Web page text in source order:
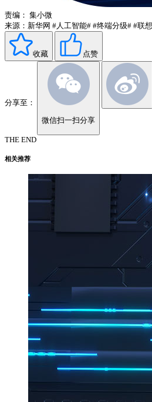
责编： 集小微
来源：新华网 #人工智能# #终端分级# #联
收藏 点赞
分享至：
微信扫一扫分享
THE END
相关推荐